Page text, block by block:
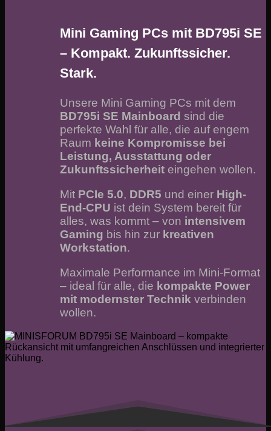
Mini Gaming PCs mit BD795i SE
– Kompakt. Zukunftssicher.
Stark.
Unsere Mini Gaming PCs mit dem
BD795i SE Mainboard sind die
perfekte Wahl für alle, die auf engem
Raum keine Kompromisse bei
Leistung, Ausstattung oder
Zukunftssicherheit eingehen wollen.
Mit PCIe 5.0, DDR5 und einer High-
End-CPU ist dein System bereit für
alles, was kommt – von intensivem
Gaming bis hin zur kreativen
Workstation.
Maximale Performance im Mini-Format
– ideal für alle, die kompakte Power
mit modernster Technik verbinden
wollen.